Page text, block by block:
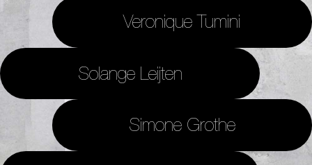
Veronique Tumini
Solange Leijten
Simone Grothe